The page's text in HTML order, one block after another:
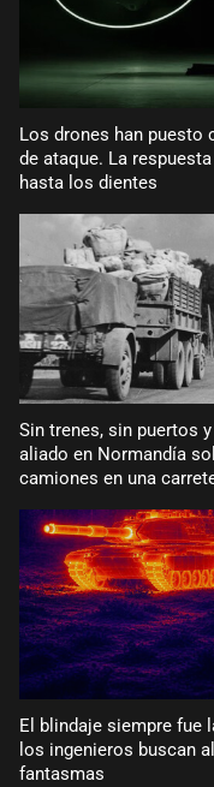
Los drones han puesto
de ataque. La
hasta los dientes
Sin trenes, sin puertos
aliado en Normandía
camiones en una
El blindaje siempre fue
los ingenieros buscan
fantasmas